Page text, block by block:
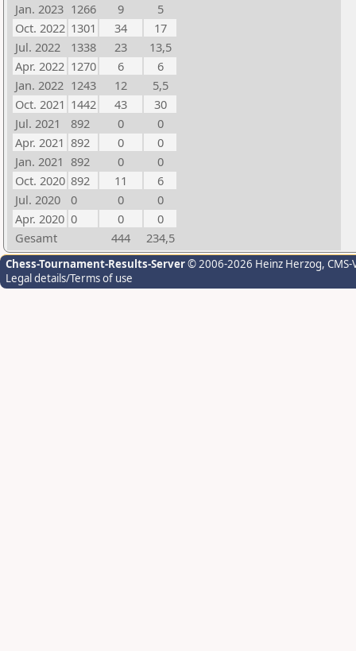
Jan. 2023 1266 9
5
Oct. 2022 1301 34
17
Jul. 2022
1338 23
13,5
Apr. 2022 1270 6
6
Jan. 2022 1243 12
5,5
Oct. 2021 1442 43
30
Jul. 2021
892 0
0
Apr. 2021 892 0
0
Jan. 2021 892 0
0
Oct. 2020 892 11
6
Jul. 2020
0 0
0
Apr. 2020 0 0
0
Gesamt
444 234,5
Chess-Tournament-Results-Server© 2006-2026 Heinz Herzog,
Legal details/Terms of use